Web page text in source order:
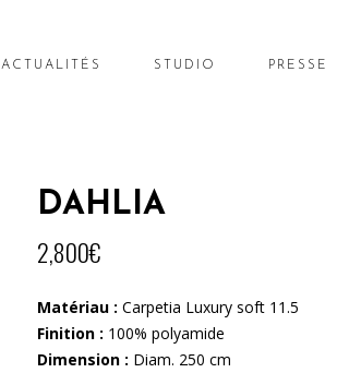
ACTUALITÉS STUDIO PRESSE
DAHLIA
2,800€
Matériau : Carpetia Luxury soft 11.5
Finition : 100% polyamide
Dimension : Diam. 250 cm